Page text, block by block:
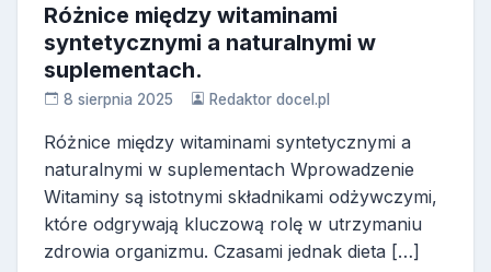
Różnice między witaminami
syntetycznymi a naturalnymi w
suplementach.
8 sierpnia 2025 Redaktor docel.pl
Różnice między witaminami syntetycznymi a
naturalnymi w suplementach Wprowadzenie
Witaminy są istotnymi składnikami odżywczymi,
które odgrywają kluczową rolę w utrzymaniu
zdrowia organizmu. Czasami jednak dieta […]